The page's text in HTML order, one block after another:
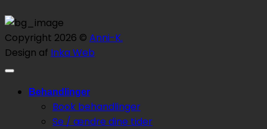
Copyright 2026 © Anni-K.
Design af Inka Web
Behandlinger
Book behandlinger
Se / ændre dine tider